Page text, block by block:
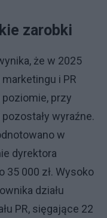
zarobki
że w 2025
i PR
przy
wyraźne.
w
dyrektora
35 000 zł. Wysoko
działu
PR, sięgające 22